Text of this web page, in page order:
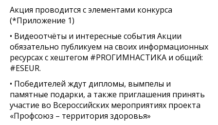
Акция проводится с элементами конкурса
(*Приложение 1)
• Видеоотчёты и интересные события Акции
обязательно публикуем на своих информационных
ресурсах с хештегом #PROГИМНАСТИКА и общий:
#ESEUR.
• Победителей ждут дипломы, вымпелы и
памятные подарки, а также приглашения принять
участие во Всероссийских мероприятиях проекта
«Профсоюз – территория здоровья»